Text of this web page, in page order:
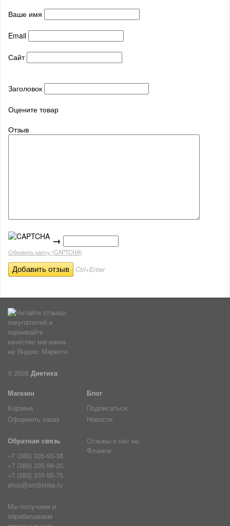
Ваше имя
Email
Сайт
Заголовок
Оцените товар
Отзыв
→
Обновить капчу (CAPTCHA)
Ctrl+Enter
© 2026 Диетика
Магазин
Корзина
Оформить заказ
Блог
Подписаться
Новости
Обратная связь
+7 (383) 335-93-38,
+7 (383) 335-99-20,
+7 (383) 335-95-75
shop@artdietika.ru
Отзывы о нас на
Флампе
Мы получаем и
обрабатываем